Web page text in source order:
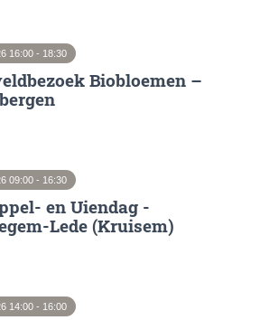
16:00 - 18:30
Biobloemen –
09:00 - 16:30
en Uiendag -
Lede (Kruisem)
14:00 - 16:00